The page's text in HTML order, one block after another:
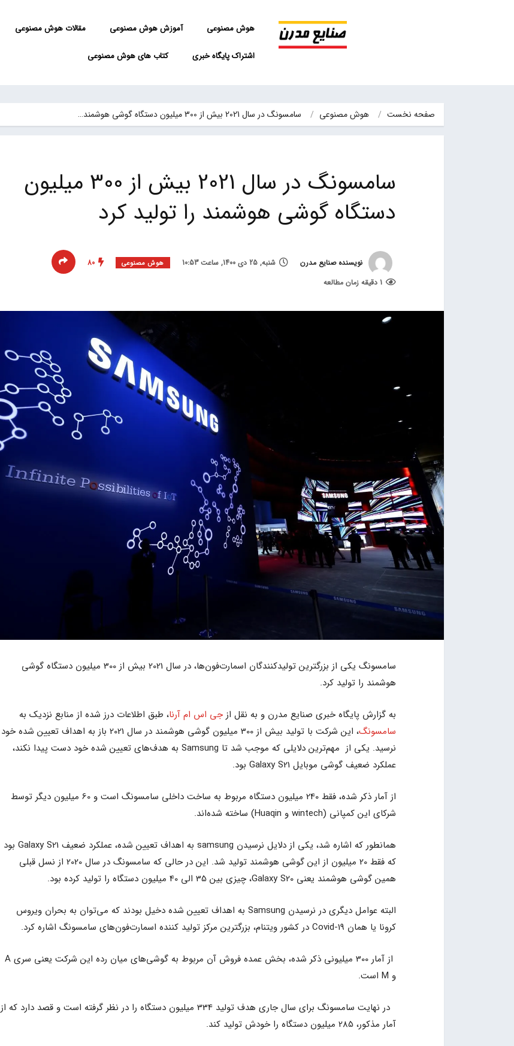
هوش مصنوعی آموزش هوش مصنوعی مقالات هوش مصنوعی
اشتراک پایگاه خبری کتاب های هوش مصنوعی
صفحه نخست هوش مصنوعی سامسونگ در سال 2021 بیش از 300 میلیون دستگاه گوشی هوشمند…
سامسونگ در سال 2021 بیش از 300 میلیون
دستگاه گوشی هوشمند را تولید کرد
نویسنده صنایع مدرن شنبه, 25 دی 1400, ساعت 10:53 هوش مصنوعی
80
1 دقیقه زمان مطالعه
سامسونگ یکی از بزرگترین تولیدکنندگان اسمارت‌فون‌ها، در سال 2021 بیش از 300 میلیون دستگاه گوشی
هوشمند را تولید کرد.
به گزارش پایگاه خبری صنایع مدرن و به نقل از جی اس ام آرنا، طبق اطلاعات درز شده از منابع نزدیک به
سامسونگ
، این شرکت با تولید بیش از 300 میلیون گوشی هوشمند در سال 2021 باز به اهداف تعیین شده خود
نرسید. یکی از مهم‌ترین دلایلی که موجب شد تا Samsung به هدف‌های تعیین شده خود دست پیدا نکند،
عملکرد ضعیف گوشی موبایل Galaxy S21 بود.
از آمار ذکر شده، فقط 240 میلیون دستگاه‌‌ مربوط به ساخت داخلی سامسونگ است و 60 میلیون دیگر توسط
شرکای این کمپانی (wintech و Huaqin) ساخته شده‌اند.
همانطور که اشاره شد، یکی از دلایل نرسیدن samsung به اهداف تعیین شده، عملکرد ضعیف Galaxy S21 بود
که فقط 20 میلیون از این گوشی هوشمند تولید شد. این در حالی که سامسونگ در سال 2020 از نسل قبلی
همین گوشی هوشمند یعنی Galaxy S20، چیزی بین 35 الی 40 میلیون دستگاه را تولید کرده بود.
البته عوامل دیگری در نرسیدن Samsung به اهداف تعیین شده دخیل بودند که می‌توان به بحران ویروس
کرونا یا همان Covid-19 در کشور ویتنام، بزرگترین مرکز تولید کننده اسمارت‌فون‌های سامسونگ‌ اشاره کرد.
از آمار 300 میلیونی ذکر شده، بخش عمده فروش آن مربوط به گوشی‌های میان رده این شرکت یعنی سری A
و M است.
در نهایت سامسونگ برای سال جاری هدف تولید 334 میلیون دستگاه را در نظر گرفته است و قصد دارد که از
آمار مذکور، 285 میلیون دستگاه را خودش تولید کند.